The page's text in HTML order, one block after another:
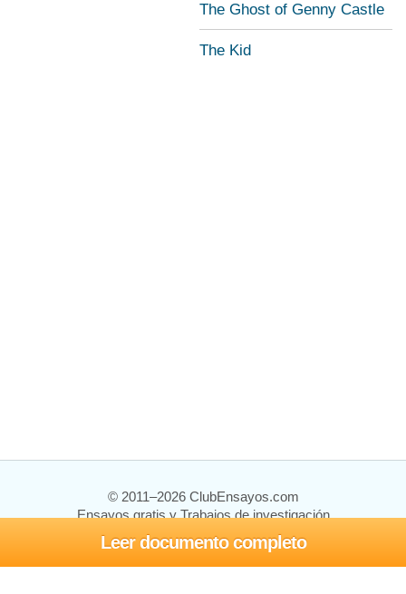
Leer documento completo
The Ghost of Genny Castle
The Kid
© 2011–2026 ClubEnsayos.com
Ensayos gratis y Trabajos de investigación